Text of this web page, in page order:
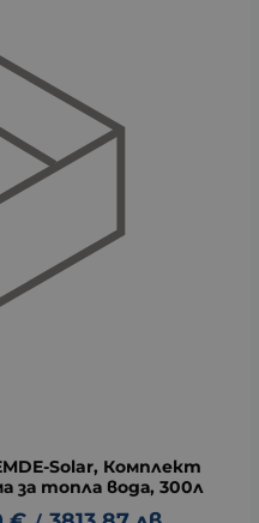
Solar, Комплект
за топла вода, 300л